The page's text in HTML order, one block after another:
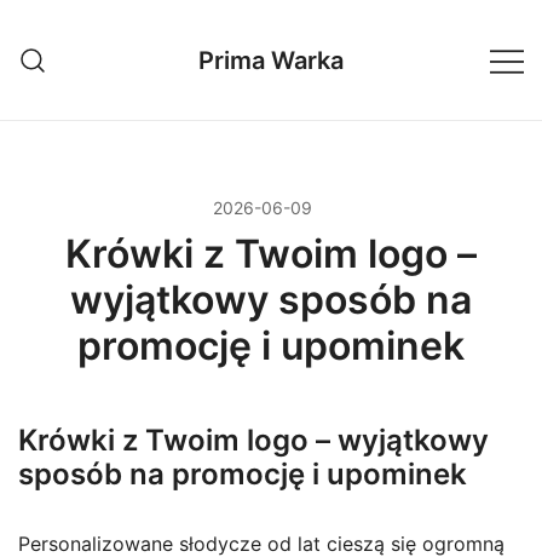
treści
Prima Warka
2026-06-09
Krówki z Twoim logo –
wyjątkowy sposób na
promocję i upominek
Krówki z Twoim logo – wyjątkowy
sposób na promocję i upominek
Personalizowane słodycze od lat cieszą się ogromną